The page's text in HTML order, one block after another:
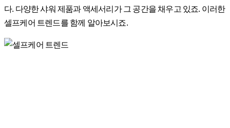
다. 다양한 샤워 제품과 액세서리가 그 공간을 채우고 있죠. 이러한
셀프케어 트렌드를 함께 알아보시죠.